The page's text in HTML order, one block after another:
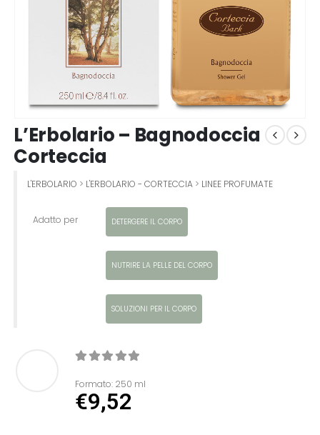
L’Erbolario – Bagnodoccia
Corteccia
L'ERBOLARIO > L'ERBOLARIO - CORTECCIA> LINEE PROFUMATE
Adatto per DETERGERE IL CORPO
NUTRIRE LA PELLE DEL CORPO
SOLUZIONI PER IL CORPO
Formato: 250 ml
€9,52